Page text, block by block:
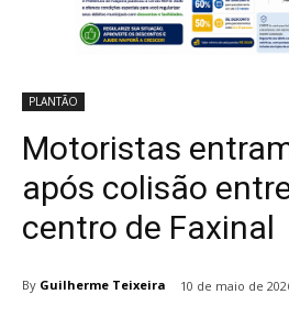
PLANTÃO
Motoristas
após colisão
centro de Faxinal
By Guilherme Teixeira 10 de maio de